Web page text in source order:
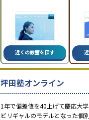
近くの教室を探す
坪田塾オンライン
1年で偏差値を40上げて慶応大
ビリギャルのモデルとなった個